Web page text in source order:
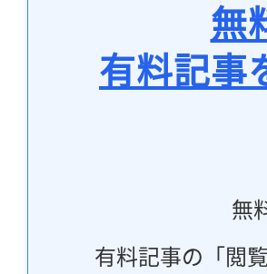
無
有料記事
無
有料記事の「閲